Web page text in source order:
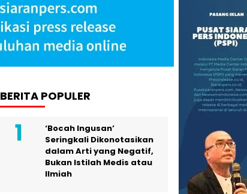
BERITA POPULER
‘Bocah Ingusan’
Seringkali Dikonotasikan
dalam Arti yang Negatif,
Bukan Istilah Medis atau
Ilmiah